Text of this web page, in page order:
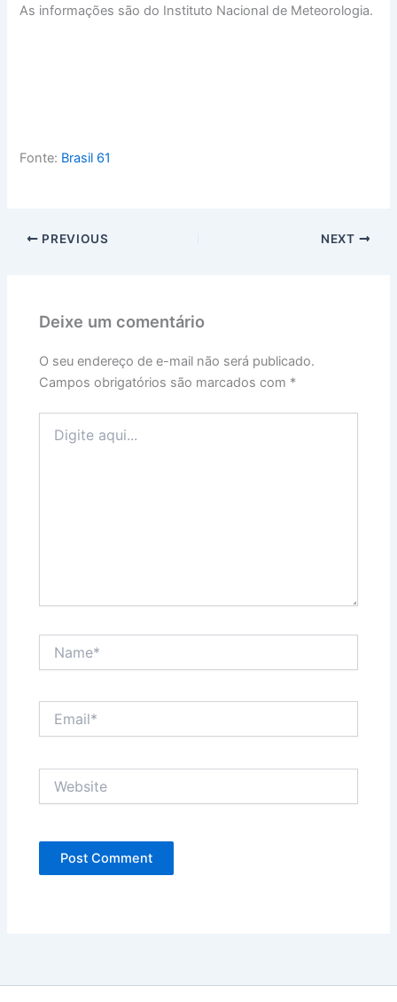
As informações são do Instituto Nacional de Meteorologia.
Fonte: Brasil 61
PREVIOUS NEXT
Deixe um comentário
O seu endereço de e-mail não será publicado.
Campos obrigatórios são marcados com *
aqui...